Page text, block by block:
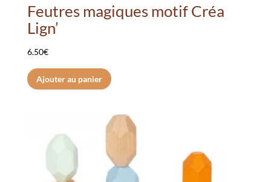
Feutres magiques motif Créa
Lign’
6.50€
Ajouter au panier